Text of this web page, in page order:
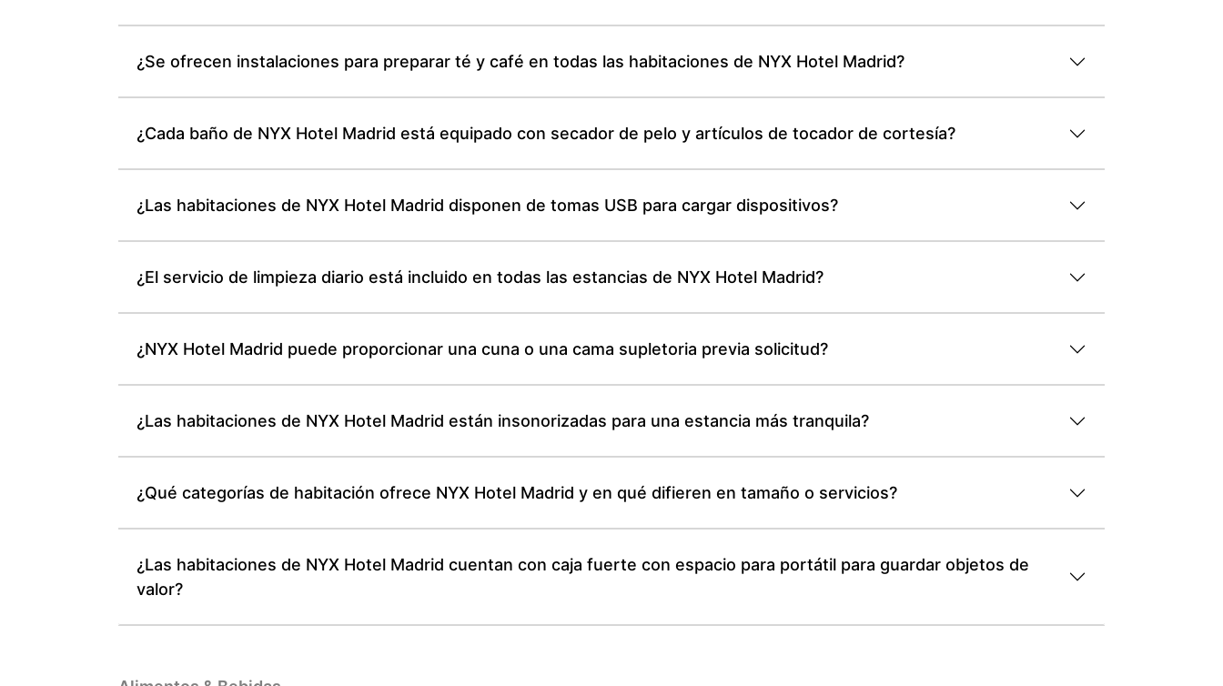
¿Se ofrecen instalaciones para preparar té y café en todas las habitaciones de NYX Hotel Madrid?
¿Cada baño de NYX Hotel Madrid está equipado con secador de pelo y artículos de tocador de cortesía?
¿Las habitaciones de NYX Hotel Madrid disponen de tomas USB para cargar dispositivos?
¿El servicio de limpieza diario está incluido en todas las estancias de NYX Hotel Madrid?
¿NYX Hotel Madrid puede proporcionar una cuna o una cama supletoria previa solicitud?
¿Las habitaciones de NYX Hotel Madrid están insonorizadas para una estancia más tranquila?
¿Qué categorías de habitación ofrece NYX Hotel Madrid y en qué difieren en tamaño o servicios?
¿Las habitaciones de NYX Hotel Madrid cuentan con caja fuerte con espacio para portátil para guardar objetos de
valor?